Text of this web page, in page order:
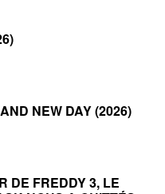
NEW DAY (2026)
DE FREDDY 3, LE